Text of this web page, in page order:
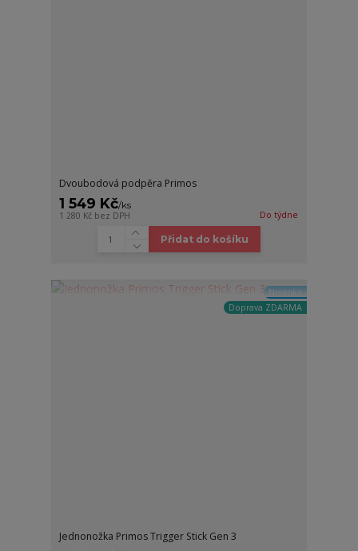
Dvoubodová podpěra Primos
1 549 Kč/ks
1 280 Kč bez DPH Do týdne
Přidat do košíku
Novinka
Doprava ZDARMA
Jednonožka Primos Trigger Stick Gen 3